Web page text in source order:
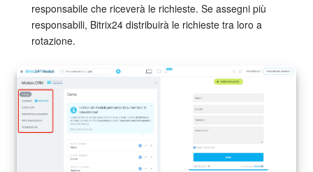
responsabile che riceverà le richieste. Se assegni più
responsabili, Bitrix24 distribuirà le richieste tra loro a
rotazione.